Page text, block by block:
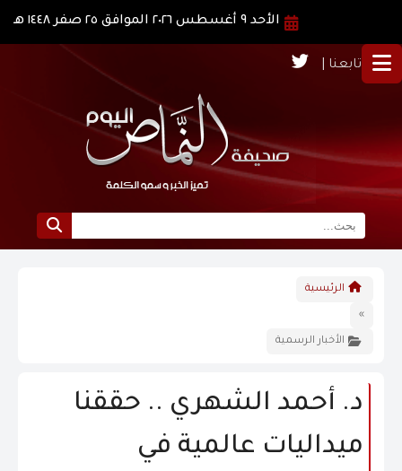
الأحد ٩ أغسطس ٢٠٢٦ الموافق ٢٥ صفر ١٤٤٨ هـ
تابعنا |
نبذة عن النماص
الرؤية و الرسالة
الاخبار
الرئيسية
»
الأخبار الرسمية
د. أحمد الشهري .. حققنا
ميداليات عالمية في